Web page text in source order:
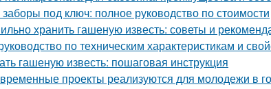
под ключ: полное руководство по стоимости
хранить гашеную известь: советы и
по техническим характеристикам и
гашеную известь: пошаговая инструкция
проекты реализуются для молодежи в